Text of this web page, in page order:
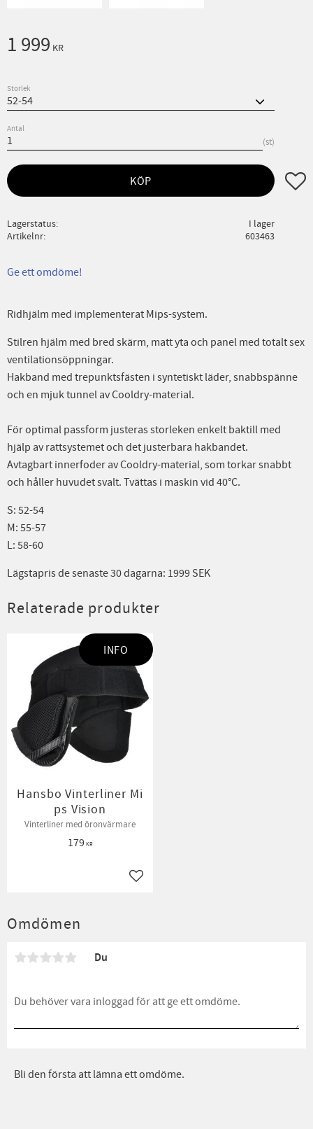
1 999 KR
Storlek
Antal
st
KÖP Lägg
Lagerstatus
I lager
Artikelnr
603463
Ge ett omdöme!
Ridhjälm med implementerat Mips-system.
Stilren hjälm med bred skärm, matt yta och panel med totalt sex
ventilationsöppningar.
Hakband med trepunktsfästen i syntetiskt läder, snabbspänne
och en mjuk tunnel av Cooldry-material.
För optimal passform justeras storleken enkelt baktill med
hjälp av rattsystemet och det justerbara hakbandet.
Avtagbart innerfoder av Cooldry-material, som torkar snabbt
och håller huvudet svalt. Tvättas i maskin vid 40°C.
S: 52-54
M: 55-57
L: 58-60
Lägstapris de senaste 30 dagarna: 1999 SEK
Omdömen
Du
Bli den första att lämna ett omdöme.
Relaterade produkter
Hansbo Vinterliner Mi
ps Vision
Vinterliner med öronvärmare
179KR
Lägg till i favoriter
INFO